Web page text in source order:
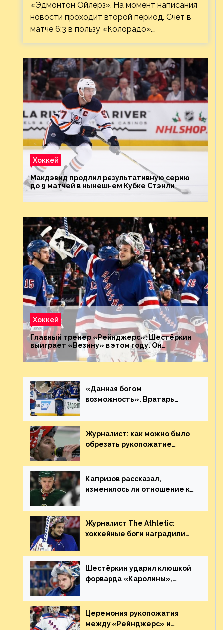
«Эдмонтон Ойлерз». На момент написания
новости проходит второй период. Счёт в
матче 6:3 в пользу «Колорадо».…
Хоккей
Макдэвид продлил результативную серию
до 9 матчей в нынешнем Кубке Стэнли
Хоккей
Главный тренер «Рейнджерс»: Шестёркин
выиграет «Везину» в этом году. Он
невероятен
«Данная богом
возможность». Вратарь
броске бутылкой в Кадри
Журналист: как можно было
обрезать рукопожатие
Плохая работа, ESPN
Капризов рассказал,
изменилось ли отношение к
Украине
Журналист The Athletic:
хоккейные боги наградили
великолепную игру
Шестёркин ударил клюшкой
форварда «Каролины»,
пятаке. Видео
Церемония рукопожатия
между «Рейнджерс» и